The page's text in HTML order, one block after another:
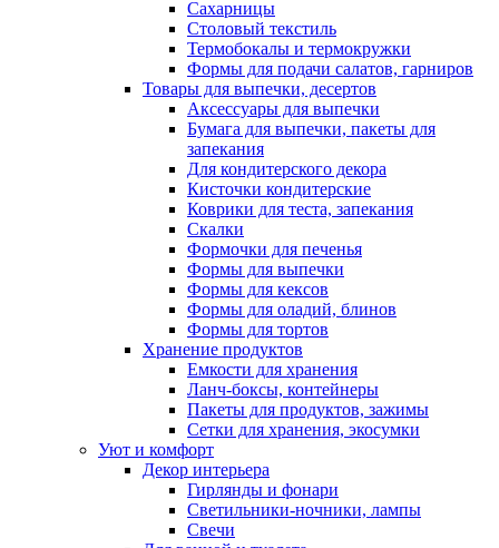
Сахарницы
Столовый текстиль
Термобокалы и термокружки
Формы для подачи салатов, гарниров
Товары для выпечки, десертов
Аксессуары для выпечки
Бумага для выпечки, пакеты для
запекания
Для кондитерского декора
Кисточки кондитерские
Коврики для теста, запекания
Скалки
Формочки для печенья
Формы для выпечки
Формы для кексов
Формы для оладий, блинов
Формы для тортов
Хранение продуктов
Емкости для хранения
Ланч-боксы, контейнеры
Пакеты для продуктов, зажимы
Сетки для хранения, экосумки
Уют и комфорт
Декор интерьера
Гирлянды и фонари
Светильники-ночники, лампы
Свечи